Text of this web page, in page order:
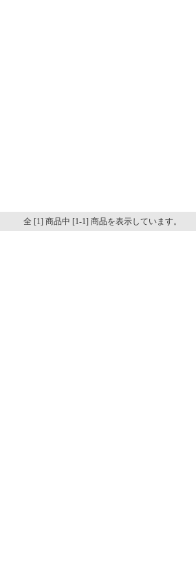
全 [1] 商品中 [1-1] 商品を表示しています。